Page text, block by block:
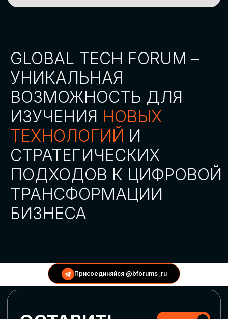
Присоединяйся @bforums_ru
АККРЕДИТАЦИЯ
СМИ
СКАЧАТЬ ПРОГРАММУ
СТАТЬ СПИКЕРОМ
Оставьте заявку, наши менеджеры
СТАТЬ УЧАСТНИКОМ
ГЛОБАЛЬНАЯ
ЦИФРОВИЗАЦИЯ
актуальных трендов глобальной цифровой